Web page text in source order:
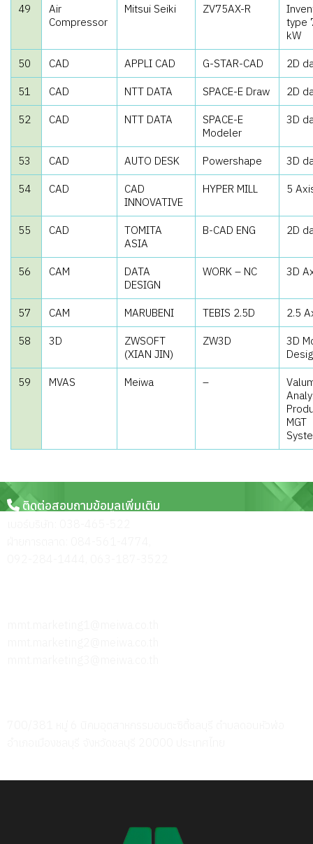
49
Air
Compressor
Mitsui Seiki ZV75AX-R
type
kW
50
CAD APPLI CAD G-STAR-CAD
2D
51
CAD NTT DATA SPACE-E Draw
2D
52
CAD NTT DATA
SPACE-E
Modeler
3D
53 CAD AUTO DESK Powershape
3D
54
CAD
CAD
INNOVATIVE
HYPER MILL 5
55 CAD
TOMITA
ASIA
B-CAD ENG 2D
56 CAM
DATA
DESIGN
WORK – NC 3D
57 CAM MARUBENI TEBIS 2.5D
2.5
58
3D
ZWSOFT
(XIAN JIN)
ZW3D
3D
59
MVAS Meiwa –
MGT
ติดต่อสอบถามข้อมูลเพิ่มเติม